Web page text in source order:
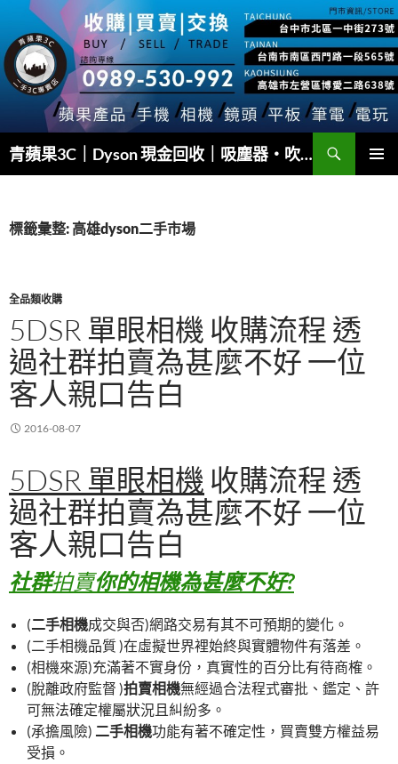
主
要
青蘋果3C｜Dyson 現金回收｜吸塵器・吹風機・Airwrap 快速估價
搜
尋
標籤彙整: 高雄dyson二手市場
全品類收購
5DSR 單眼相機 收購流程 透
過社群拍賣為甚麼不好 一位
客人親口告白
2016-08-07
5DSR 單眼相機 收購流程 透
過社群拍賣為甚麼不好 一位
客人親口告白
社群拍賣你的相機為甚麼不好?
(二手相機成交與否)網路交易有其不可預期的變化。
(二手相機品質 )在虛擬世界裡始終與實體物件有落差。
(相機來源)充滿著不實身份，真實性的百分比有待商榷。
(脫離政府監督 )拍賣相機無經過合法程式審批、鑑定、許
可無法確定權屬狀況且糾紛多。
(承擔風險) 二手相機功能有著不確定性，買賣雙方權益易
受損。